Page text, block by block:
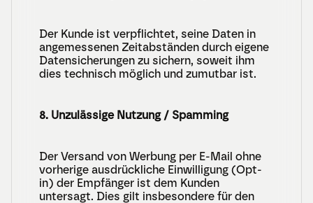
Der Kunde ist verpflichtet, seine Daten in
angemessenen Zeitabständen durch eigene
Datensicherungen zu sichern, soweit ihm
dies technisch möglich und zumutbar ist.
8. Unzulässige Nutzung / Spamming
Der Versand von Werbung per E-Mail ohne
vorherige ausdrückliche Einwilligung (Opt-
in) der Empfänger ist dem Kunden
untersagt. Dies gilt insbesondere für den